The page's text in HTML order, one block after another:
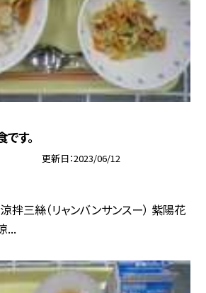
す。
更新日 2023/06/12
拌三絲（リャンバンサンスー） 紫陽花
...